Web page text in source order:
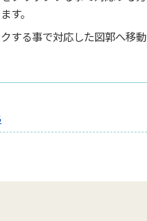
す。
する事で対応した図郭へ移動